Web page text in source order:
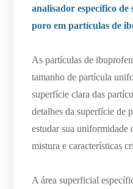
analisador específico
poro em partículas de
As partículas de
tamanho de partícula
superfície clara das
detalhes da superfície de
estudar sua
mistura e características
A área superficial